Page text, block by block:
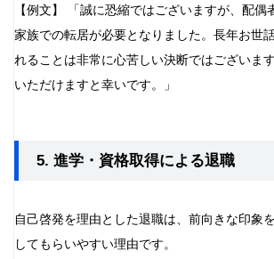
【例文】 「誠に恐縮ではございますが、配偶
家族での転居が必要となりました。長年お世
れることは非常に心苦しい決断ではございま
いただけますと幸いです。」
5. 進学・資格取得による退職
自己啓発を理由とした退職は、前向きな印象
してもらいやすい理由です。